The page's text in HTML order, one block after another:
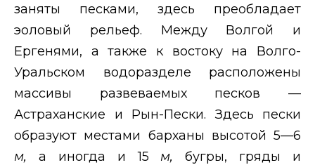
заняты песками, здесь преобладает
эоловый рельеф. Между Волгой и
Ергенями, а также к востоку на Волго-
Уральском водоразделе расположены
массивы развеваемых песков —
Астраханские и Рын-Пески. Здесь пески
образуют местами барханы высотой 5—6
м, а иногда и 15 м,бугры, гряды и